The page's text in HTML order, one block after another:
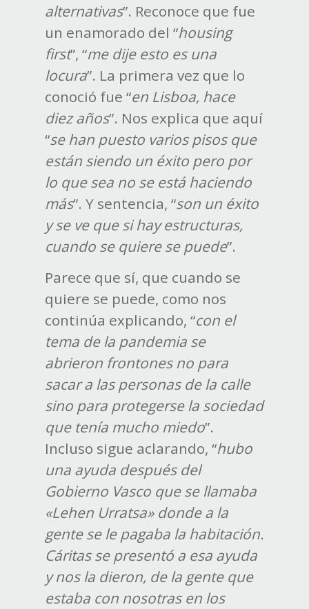
alternativas”. Reconoce que fue
un enamorado del “housing
first”, “me dije esto es una
locura”. La primera vez que lo
conoció fue “en Lisboa, hace
diez años”. Nos explica que aquí
“se han puesto varios pisos que
están siendo un éxito pero por
lo que sea no se está haciendo
más”. Y sentencia, “son un éxito
y se ve que si hay estructuras,
cuando se quiere se puede”.
Parece que sí, que cuando se
quiere se puede, como nos
continúa explicando, “con el
tema de la pandemia se
abrieron frontones no para
sacar a las personas de la calle
sino para protegerse la sociedad
que tenía mucho miedo”.
Incluso sigue aclarando, “hubo
una ayuda después del
Gobierno Vasco que se llamaba
«Lehen Urratsa» donde a la
gente se le pagaba la habitación.
Cáritas se presentó a esa ayuda
y nos la dieron, de la gente que
estaba con nosotras en los